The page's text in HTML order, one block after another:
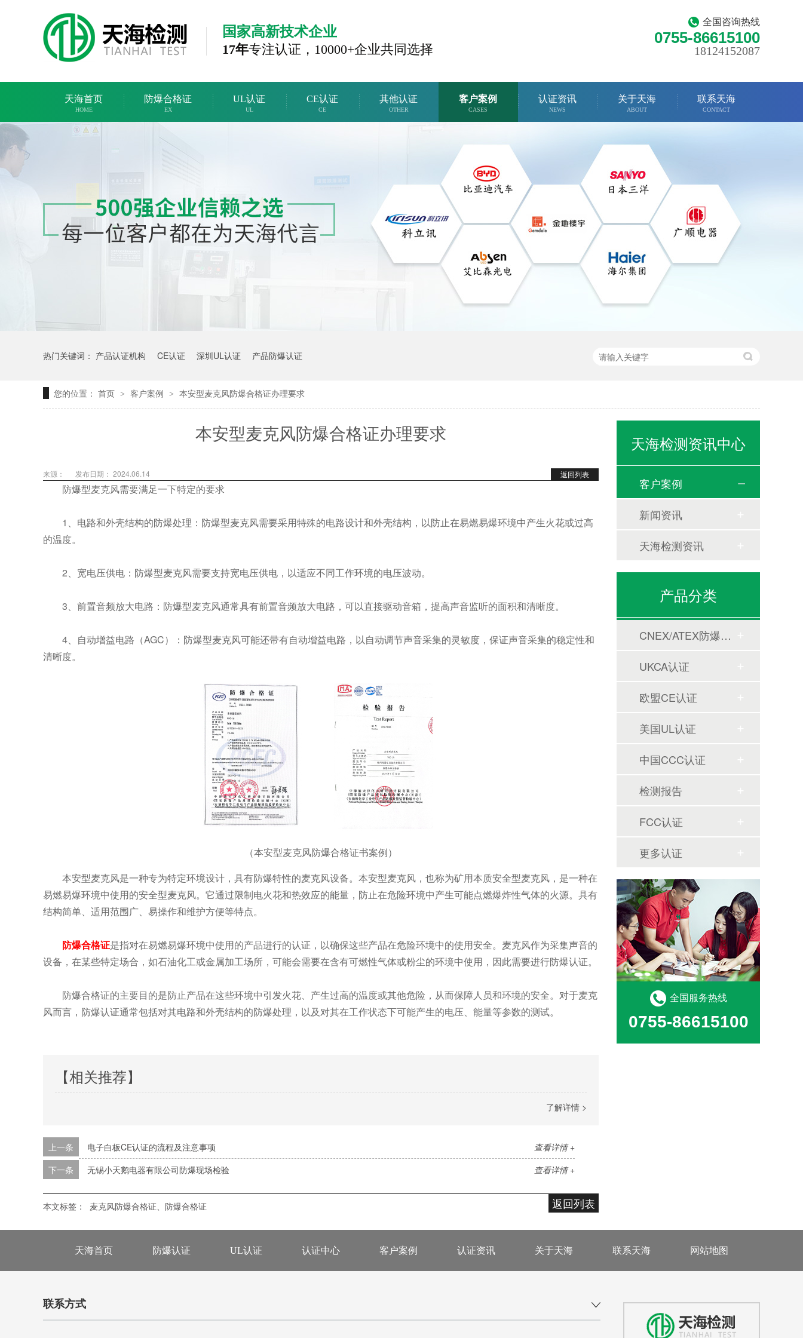
全国咨询热线
0755-86615100
18124152087
国家高新技术企业
17年专注认证， 10000+企业共同选择
天海首页
HOME
防爆合格证
EX
UL认证
UL
CE认证
CE
其他认证
OTHER
客户案例
CASES
认证资讯
NEWS
关于天海
ABOUT
联系天海
CONTACT
热门关键词： 产品认证机构 CE认证 深圳UL认证 产品防爆认证
您的位置： 首页 > 客户案例 > 本安型麦克风防爆合格证办理要求
本安型麦克风防爆合格证办理要求
返回列表
来源： 发布日期： 2024.06.14
防爆型麦克风需要满足一下特定的要求
1、电路和外壳结构的防爆处理：防爆型麦克风需要采用特殊的电路设计和外壳结构，以防止在易燃易爆环境中产生火花或过高
的温度。
2、宽电压供电：防爆型麦克风需要支持宽电压供电，以适应不同工作环境的电压波动。
3、前置音频放大电路：防爆型麦克风通常具有前置音频放大电路，可以直接驱动音箱，提高声音监听的面积和清晰度。
4、自动增益电路（AGC）：防爆型麦克风可能还带有自动增益电路，以自动调节声音采集的灵敏度，保证声音采集的稳定性和
清晰度。
（本安型麦克风防爆合格证书案例）
本安型麦克风是一种专为特定环境设计，具有防爆特性的麦克风设备。本安型麦克风，也称为矿用本质安全型麦克风，是一种在
易燃易爆环境中使用的安全型麦克风。它通过限制电火花和热效应的能量，防止在危险环境中产生可能点燃爆炸性气体的火源。具有
结构简单、适用范围广、易操作和维护方便等特点。
防爆合格证是指对在易燃易爆环境中使用的产品进行的认证，以确保这些产品在危险环境中的使用安全。麦克风作为采集声音的
设备，在某些特定场合，如石油化工或金属加工场所，可能会需要在含有可燃性气体或粉尘的环境中使用，因此需要进行防爆认证。
防爆合格证的主要目的是防止产品在这些环境中引发火花、产生过高的温度或其他危险，从而保障人员和环境的安全。对于麦克
风而言，防爆认证通常包括对其电路和外壳结构的防爆处理，以及对其在工作状态下可能产生的电压、能量等参数的测试。
【相关推荐】
了解详情 >
查看详情 +
上一条
电子白板CE认证的流程及注意事项
查看详情 +
下一条 无锡小天鹅电器有限公司防爆现场检验
返回列表
本文标签： 麦克风防爆合格证、防爆合格证
天海检测资讯中心
客户案例
新闻资讯
天海检测资讯
产品分类
CNEX/ATEX防爆合格证
UKCA认证
欧盟CE认证
美国UL认证
中国CCC认证
检测报告
FCC认证
更多认证
全国服务热线
0755-86615100
天海首页 防爆认证 UL认证 认证中心 客户案例 认证资讯 关于天海 联系天海 网站地图
联系方式